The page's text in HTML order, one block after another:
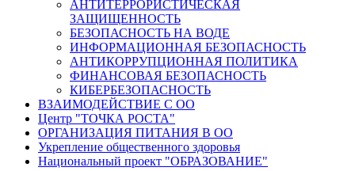
АНТИТЕРРОРИСТИЧЕСКАЯ
ЗАЩИЩЕННОСТЬ
БЕЗОПАСНОСТЬ НА ВОДЕ
ИНФОРМАЦИОННАЯ БЕЗОПАСНОСТЬ
АНТИКОРРУПЦИОННАЯ ПОЛИТИКА
ФИНАНСОВАЯ БЕЗОПАСНОСТЬ
КИБЕРБЕЗОПАСНОСТЬ
ВЗАИМОДЕЙСТВИЕ С ОО
Центр "ТОЧКА РОСТА"
ОРГАНИЗАЦИЯ ПИТАНИЯ В ОО
Укрепление общественного здоровья
Национальный проект "ОБРАЗОВАНИЕ"